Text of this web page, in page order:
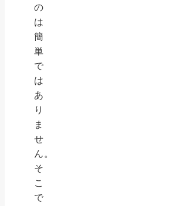
の
は
簡
単
で
は
あ
り
ま
せ
ん。
そ
こ
で